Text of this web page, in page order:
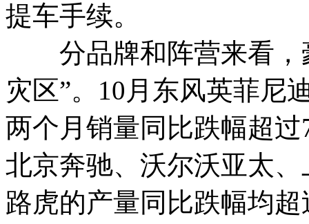
提车手续。
分品牌和阵营来看，
灾区”。10月东风英菲尼
两个月销量同比跌幅超
北京奔驰、沃尔沃亚太
路虎的产量同比跌幅均